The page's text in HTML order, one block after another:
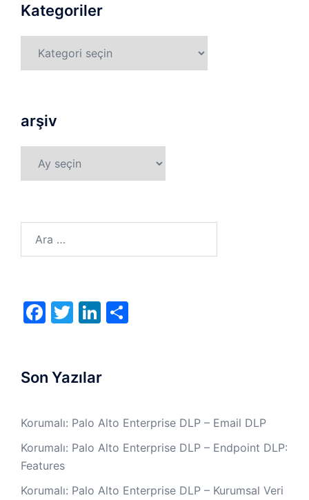
Kategoriler
arşiv
Facebook
TwitterLinkedIn
Son Yazılar
Korumalı: Palo Alto Enterprise DLP – Email DLP
Korumalı: Palo Alto Enterprise DLP – Endpoint DLP:
Features
Korumalı: Palo Alto Enterprise DLP – Kurumsal Veri